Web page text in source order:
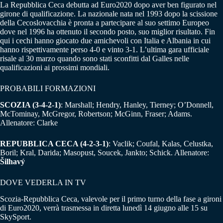
La Repubblica Ceca debutta ad Euro2020 dopo aver ben figurato nel
girone di qualificazione. La nazionale nata nel 1993 dopo la scissione
della Cecoslovacchia è pronta a partecipare al suo settimo Europeo
dove nel 1996 ha ottenuto il secondo posto, suo miglior risultato. Fin
qui i cechi hanno giocato due amichevoli con Italia e Albania in cui
hanno rispettivamente perso 4-0 e vinto 3-1. L’ultima gara ufficiale
risale al 30 marzo quando sono stati sconfitti dal Galles nelle
qualificazioni ai prossimi mondiali.
PROBABILI FORMAZIONI
SCOZIA (3-4-2-1): Marshall; Hendry, Hanley, Tierney; O’Donnell,
McTominay, McGregor, Robertson; McGinn, Fraser; Adams.
Allenatore: Clarke
REPUBBLICA CECA (4-2-3-1): Vaclik; Coufal, Kalas, Celustka,
Boril; Kral, Darida; Masopust, Soucek, Jankto; Schick. Allenatore:
Šilhavý
DOVE VEDERLA IN TV
Scozia-Repubblica Ceca, valevole per il primo turno della fase a gironi
di Euro2020, verrà trasmessa in diretta lunedì 14 giugno alle 15 su
SkySport.